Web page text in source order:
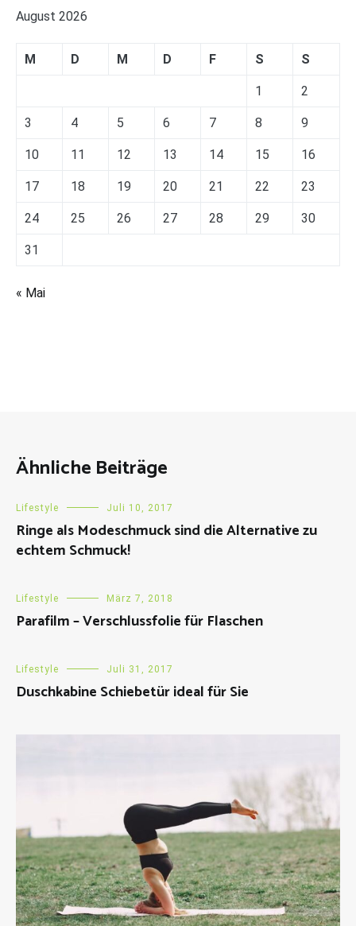
August 2026
M D M D F S S
1 2
3 4 5 6 7 8 9
10 11 12 13 14 15 16
17 18 19 20 21 22 23
24 25 26 27 28 29 30
31
« Mai
Ähnliche Beiträge
Lifestyle Juli 10, 2017
Ringe als Modeschmuck sind die Alternative zu
echtem Schmuck!
Lifestyle März 7, 2018
Parafilm – Verschlussfolie für Flaschen
Lifestyle Juli 31, 2017
Duschkabine Schiebetür ideal für Sie